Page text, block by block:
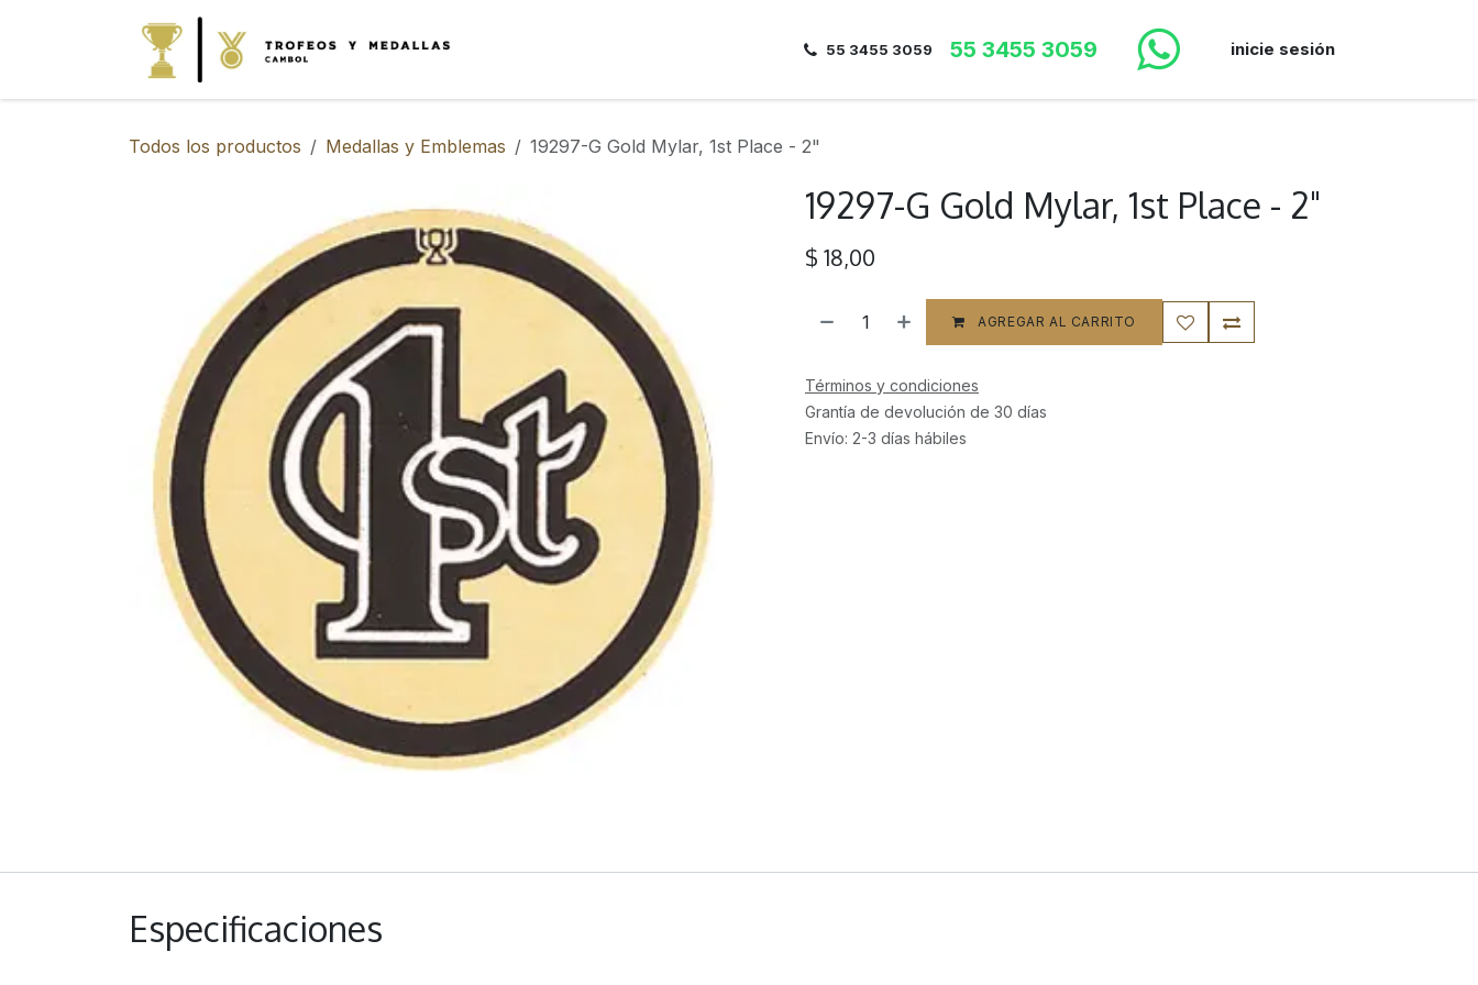
55 3455 3059 55 3455 3059 inicie sesión
Todos los productos Medallas y Emblemas 19297-G Gold Mylar, 1st Place - 2"
19297-G Gold Mylar, 1st Place - 2"
$ 18,00
AGREGAR AL CARRITO
Términos y condiciones
Grantía de devolución de 30 días
Envío: 2-3 días hábiles
Especificaciones